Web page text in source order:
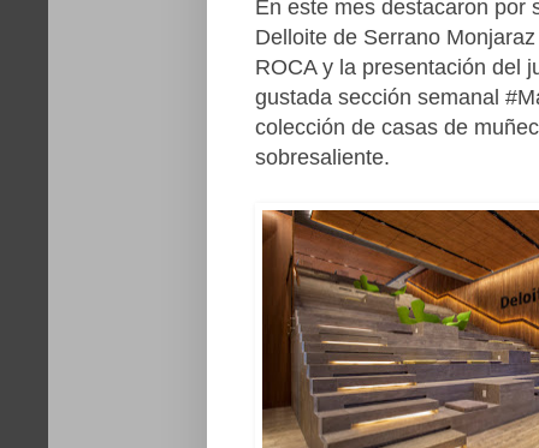
En este mes destacaron por
Delloite de Serrano
ROCA y la presentación del
gustada sección semanal
colección de casas de
sobresaliente.